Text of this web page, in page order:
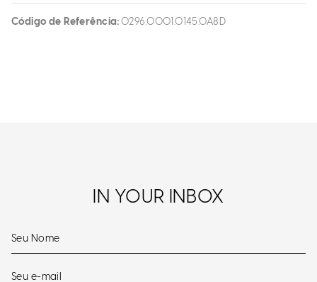
Código de Referência 0296.0001.0145.0A8D
IN YOUR INBOX